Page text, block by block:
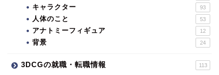
キャラクター 93
人体のこと 53
アナトミーフィギュア 12
背景 24
3DCGの就職・転職情報 113